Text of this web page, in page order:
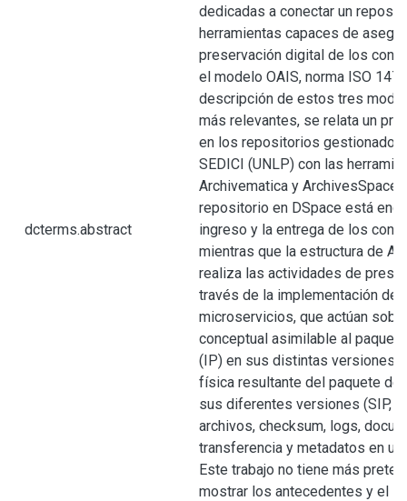
dcterms.abstract
dedicadas a conectar un
herramientas capaces de
preservación digital de los
el modelo OAIS, norma ISO
descripción de estos tres
más relevantes, se relata un
en los repositorios gestionados
SEDICI (UNLP) con las
Archivematica y ArchivesSpace,
repositorio en DSpace está
ingreso y la entrega de los
mientras que la estructura de
realiza las actividades de
través de la implementación de
microservicios, que actúan
conceptual asimilable al
(IP) en sus distintas versiones.
física resultante del paquete de
sus diferentes versiones (SIP,
archivos, checksum, logs,
transferencia y metadatos en
Este trabajo no tiene más
mostrar los antecedentes y el